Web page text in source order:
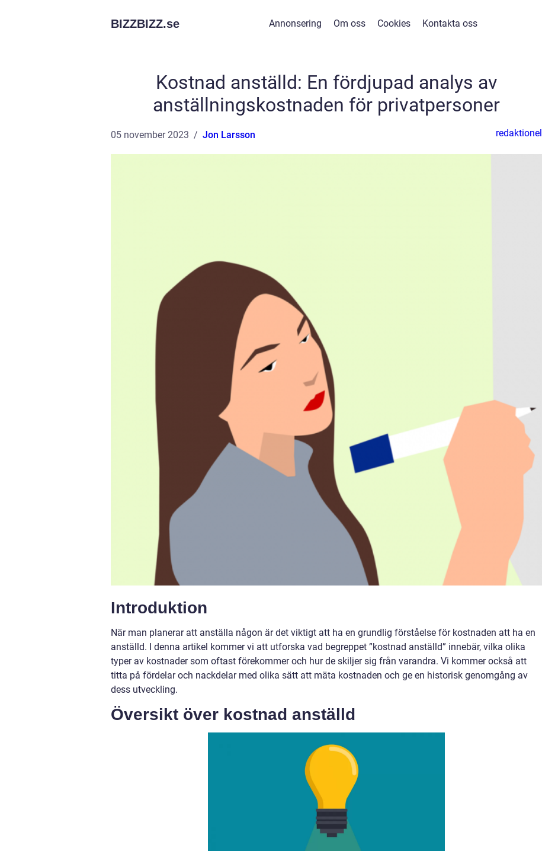
BIZZBIZZ.se Annonsering Om oss Cookies Kontakta oss
Kostnad anställd: En fördjupad analys av
anställningskostnaden för privatpersoner
05 november 2023 Jon Larsson redaktionel
Introduktion
När man planerar att anställa någon är det viktigt att ha en grundlig förståelse för kostnaden att ha en
anställd. I denna artikel kommer vi att utforska vad begreppet ”kostnad anställd” innebär, vilka olika
typer av kostnader som oftast förekommer och hur de skiljer sig från varandra. Vi kommer också att
titta på fördelar och nackdelar med olika sätt att mäta kostnaden och ge en historisk genomgång av
dess utveckling.
Översikt över kostnad anställd